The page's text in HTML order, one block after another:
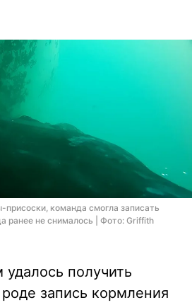
команда смогла записать
ранее не снималось | Фото: Griffith
получить
запись кормления